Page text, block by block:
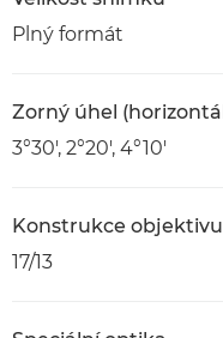
Plný formát
Zorný úhel
3°30', 2°20', 4°10'
Konstrukce
17/13